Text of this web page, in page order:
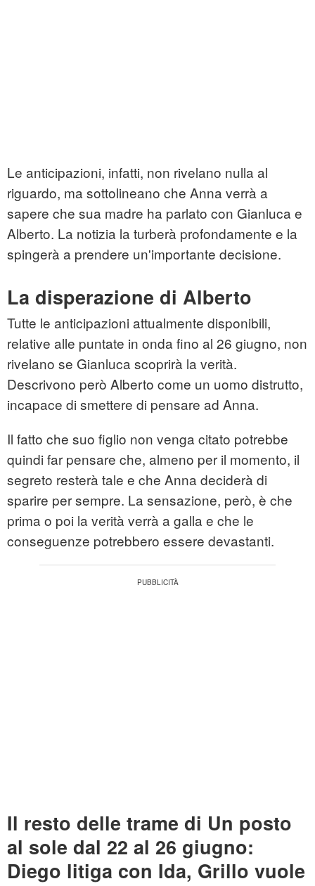
Le anticipazioni, infatti, non rivelano nulla al
riguardo, ma sottolineano che Anna verrà a
sapere che sua madre ha parlato con Gianluca e
Alberto. La notizia la turberà profondamente e la
spingerà a prendere un'importante decisione.
La disperazione di Alberto
Tutte le anticipazioni attualmente disponibili,
relative alle puntate in onda fino al 26 giugno, non
rivelano se Gianluca scoprirà la verità.
Descrivono però Alberto come un uomo distrutto,
incapace di smettere di pensare ad Anna.
Il fatto che suo figlio non venga citato potrebbe
quindi far pensare che, almeno per il momento, il
segreto resterà tale e che Anna deciderà di
sparire per sempre. La sensazione, però, è che
prima o poi la verità verrà a galla e che le
conseguenze potrebbero essere devastanti.
Il resto delle trame di Un posto
al sole dal 22 al 26 giugno:
Diego litiga con Ida, Grillo vuole